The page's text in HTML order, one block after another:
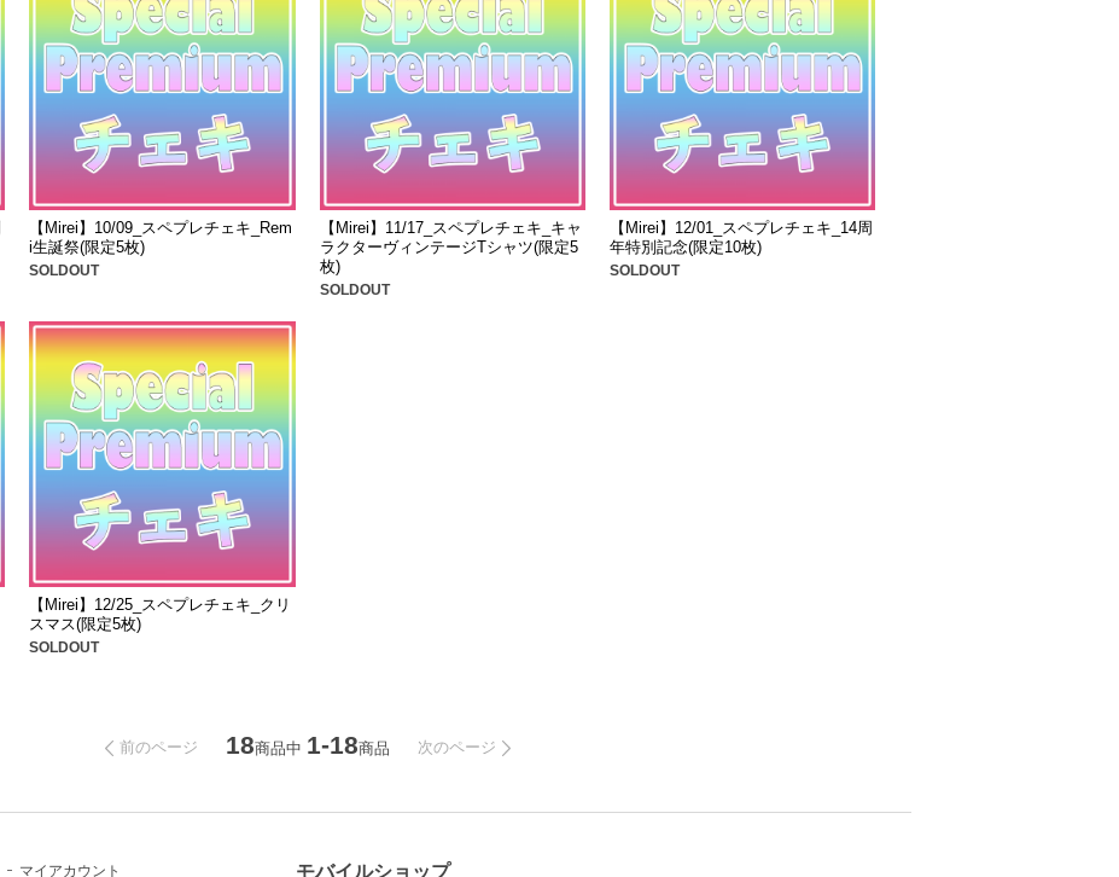
【Mirei】10/09_スペプレチェキ_Rem
i生誕祭(限定5枚)
SOLDOUT
【Mirei】11/17_スペプレチェキ_キャ
ラクターヴィンテージTシャツ(限定5
枚)
SOLDOUT
【Mirei】12/01_スペプレチェキ_14周
年特別記念(限定10枚)
SOLDOUT
【Mirei】12/25_スペプレチェキ_クリ
スマス(限定5枚)
SOLDOUT
前のページ 18商品中 1-18商品 次のページ
マイアカウント モバイルショップ